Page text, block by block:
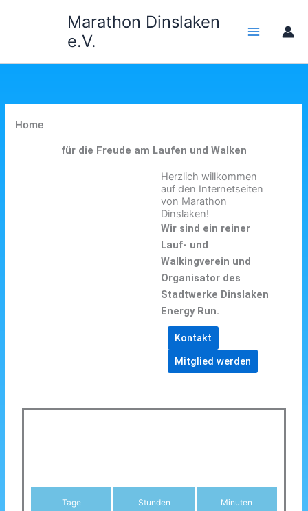
Marathon Dinslaken
e.V.
Home
für die Freude am Laufen und Walken
Herzlich willkommen
auf den Internetseiten
von Marathon
Dinslaken!
Wir sind ein reiner
Lauf- und
Walkingverein und
Organisator des
Stadtwerke Dinslaken
Energy Run.
Kontakt
Mitglied werden
Tage Stunden Minuten